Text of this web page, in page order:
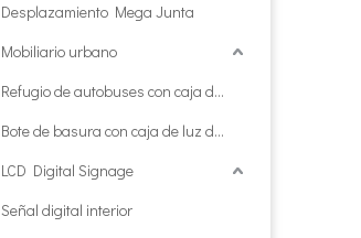
Desplazamiento Mega Junta
Mobiliario urbano
Refugio de autobuses con caja de luz publicitaria
Bote de basura con caja de luz de publicidad
LCD Digital Signage
Señal digital interior